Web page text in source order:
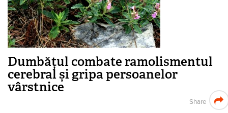
Dumbățul combate ramolismentul
cerebral și gripa persoanelor
vârstnice
Share